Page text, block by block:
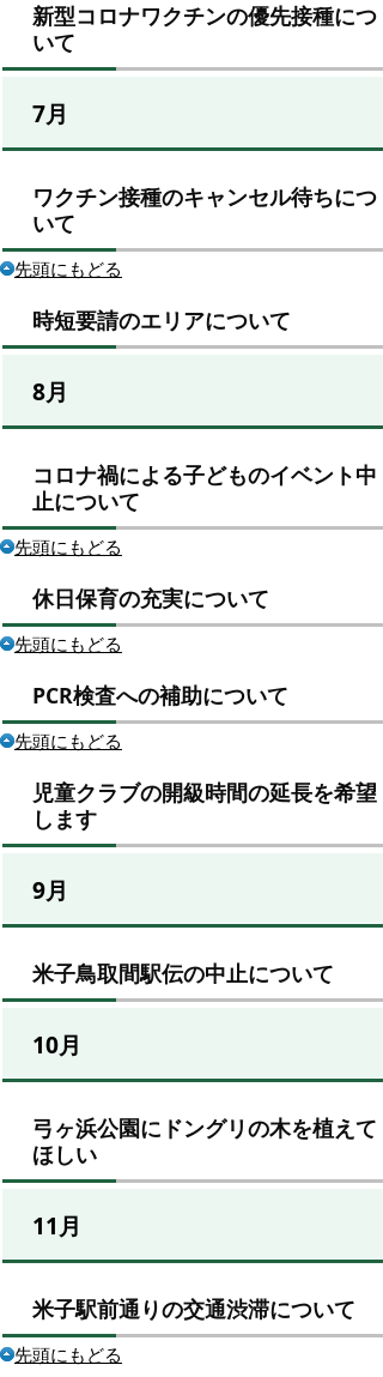
新型コロナワクチンの優先接種につ
いて
7月
ワクチン接種のキャンセル待ちにつ
いて
先頭にもどる
時短要請のエリアについて
8月
コロナ禍による子どものイベント中
止について
先頭にもどる
休日保育の充実について
先頭にもどる
PCR検査への補助について
先頭にもどる
児童クラブの開級時間の延長を希望
します
9月
米子鳥取間駅伝の中止について
10月
弓ヶ浜公園にドングリの木を植えて
ほしい
11月
米子駅前通りの交通渋滞について
先頭にもどる